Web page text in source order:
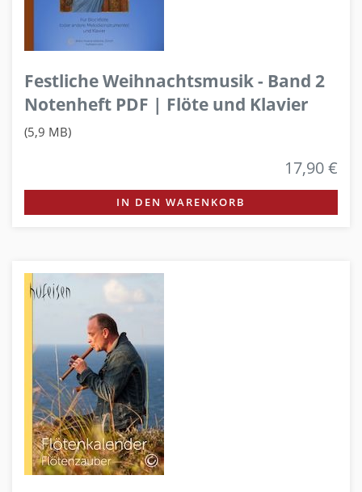
Festliche Weihnachtsmusik - Band 2
Notenheft PDF | Flöte und Klavier
(5,9 MB)
17,90 €
IN DEN WARENKORB